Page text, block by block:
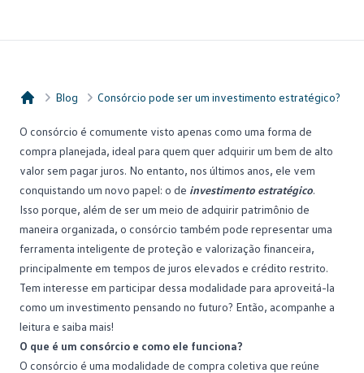
Blog Consórcio pode ser um investimento estratégico?
O consórcio é comumente visto apenas como uma forma de
compra planejada, ideal para quem quer adquirir um bem de alto
valor sem pagar juros. No entanto, nos últimos anos, ele vem
conquistando um novo papel: o de investimento estratégico.
Isso porque, além de ser um meio de adquirir patrimônio de
maneira organizada, o consórcio também pode representar uma
ferramenta inteligente de proteção e valorização financeira,
principalmente em tempos de juros elevados e crédito restrito.
Tem interesse em participar dessa modalidade para aproveitá-la
como um investimento pensando no futuro? Então, acompanhe a
leitura e saiba mais!
O que é um consórcio e como ele funciona?
O consórcio é uma modalidade de compra coletiva que reúne